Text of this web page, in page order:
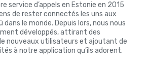
service d’appels en Estonie en 2015
de rester connectés les uns aux
dans le monde. Depuis lors, nous nous
développés, attirant des
nouveaux utilisateurs et ajoutant de
à notre application qu’ils adorent.